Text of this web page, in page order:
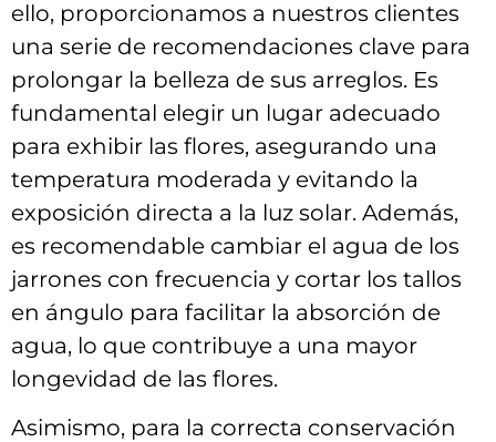
ello, proporcionamos a nuestros‍ clientes
una serie‍ de recomendaciones clave para‌
prolongar​ la belleza de‍ sus​ arreglos. Es
fundamental elegir un lugar adecuado
para exhibir las flores, asegurando una
temperatura moderada y evitando la
exposición ⁣directa a​ la luz solar. Además,
es recomendable cambiar el agua de los
jarrones con frecuencia y cortar los⁤ tallos
en ángulo ‌para facilitar la absorción de
agua, lo que contribuye ⁤a una mayor
longevidad de las flores.
Asimismo, para ⁢la correcta conservación